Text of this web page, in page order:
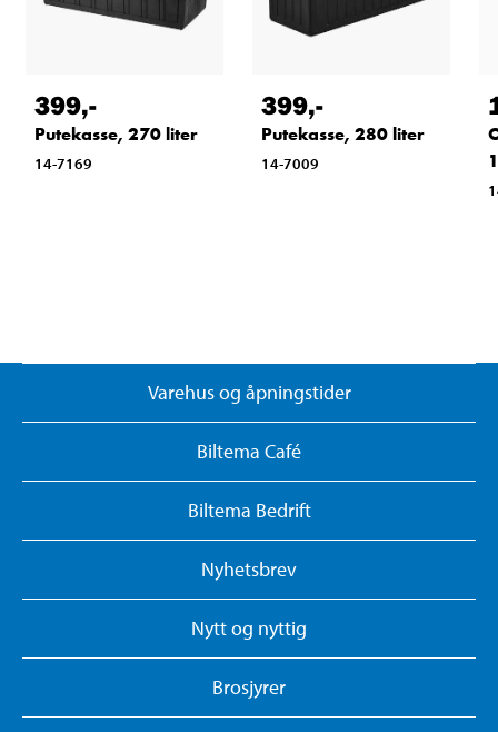
399,-
Putekasse, 270 liter
14-7169
399,-
Putekasse, 280 liter
14-7009
Varehus og åpningstider
Biltema Café
Biltema Bedrift
Nyhetsbrev
Nytt og nyttig
Brosjyrer